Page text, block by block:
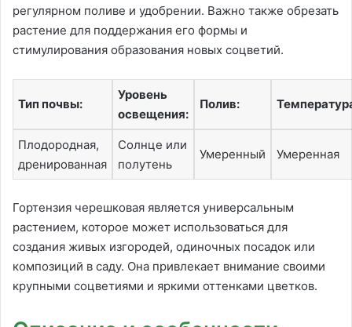
регулярном поливе и удобрении. Важно также обрезать
растение для поддержания его формы и
стимулирования образования новых соцветий.
Тип почвы:
Уровень
освещения:
Полив:
Плодородная,
дренированная
Солнце или
полутень
Умеренный Умеренная
Гортензия черешковая является универсальным
растением, которое может использоваться для
создания живых изгородей, одиночных посадок или
композиций в саду. Она привлекает внимание своими
крупными соцветиями и яркими оттенками цветков.